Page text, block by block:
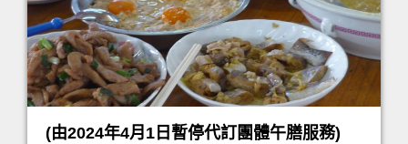
(由2024年4月1日暫停代訂團體午膳服務)